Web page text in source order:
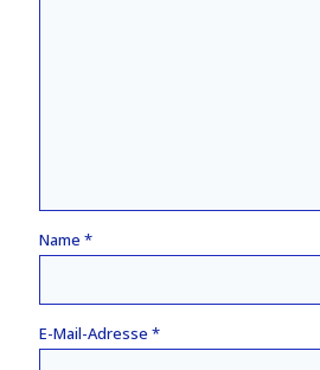
Name *
E-Mail-Adresse *